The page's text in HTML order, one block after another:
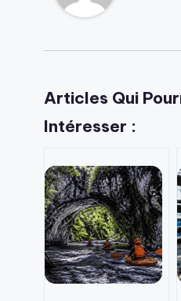
Articles Qui
Intéresser :